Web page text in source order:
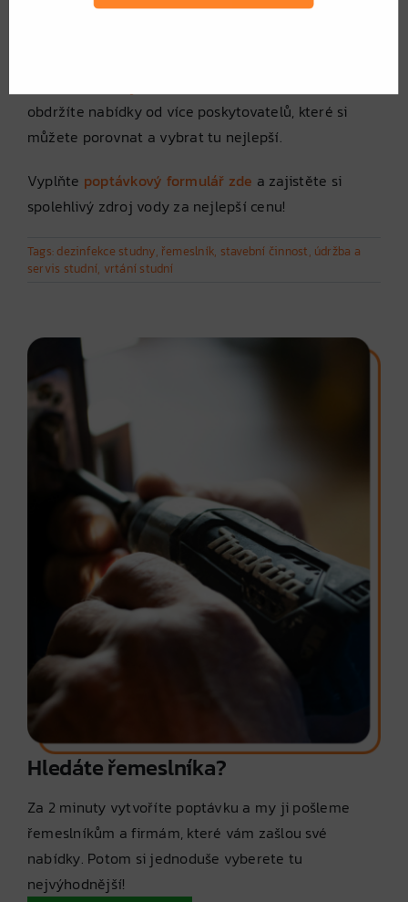
obdržíte nabídky od více poskytovatelů, které si
můžete porovnat a vybrat tu nejlepší.
Vyplňte poptávkový formulář zde a zajistěte si
spolehlivý zdroj vody za nejlepší cenu!
Tags: dezinfekce studny, řemeslník, stavební činnost, údržba a
servis studní, vrtání studní
Hledáte řemeslníka?
Za 2 minuty vytvoříte poptávku a my ji pošleme
řemeslníkům a firmám, které vám zašlou své
nabídky. Potom si jednoduše vyberete tu
nejvýhodnější!